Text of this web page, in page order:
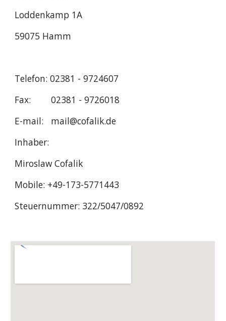
Loddenkamp 1A
59075 Hamm
Telefon: 02381 - 9724607
Fax:        02381 - 9726018
E-mail:   mail@cofalik.de
Inhaber:
Miroslaw Cofalik
Mobile: +49-173-5771443
Steuernummer: 322/5047/0892